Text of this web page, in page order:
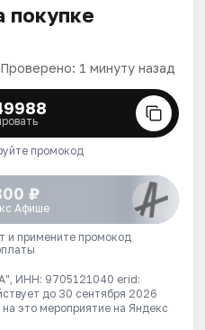
покупке
Проверено: 1 минуту назад
промокод
₽
Афише
и примените промокод
ИНН: 9705121040 erid:
до 30 сентября 2026
это мероприятие на Яндекс